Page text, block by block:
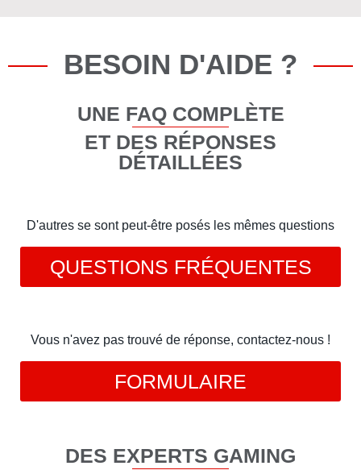
BESOIN D'AIDE ?
UNE FAQ COMPLÈTE
ET DES RÉPONSES
DÉTAILLÉES
D'autres se sont peut-être posés les mêmes questions
QUESTIONS FRÉQUENTES
Vous n'avez pas trouvé de réponse, contactez-nous !
FORMULAIRE
DES EXPERTS GAMING